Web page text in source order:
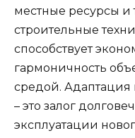
местные ресурсы
строительные
способствует
гармоничность
средой. Адаптация
– это залог
эксплуатации